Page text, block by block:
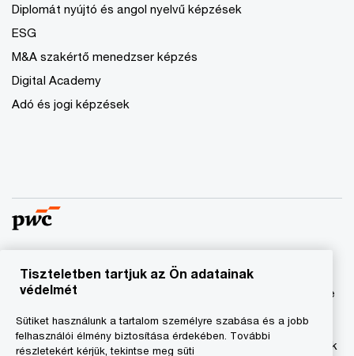
Diplomát nyújtó és angol nyelvű képzések
ESG
M&A szakértő menedzser képzés
Digital Academy
Adó és jogi képzések
© 2023 - 2026 PwC. Minden jog fenntartva. A „PwC”
kifejezés a PricewaterhouseCoopers Könyvvizsgáló Kft.-re
amelyek az önálló és független jogi személyekből álló
PricewaterhouseCoopers International Limited hálózatának
Tiszteletben tartjuk az Ön adatainak
védelmét
Sütiket használunk a tartalom személyre szabása és a jobb
felhasználói élmény biztosítása érdekében. További
részletekért kérjük, tekintse meg süti